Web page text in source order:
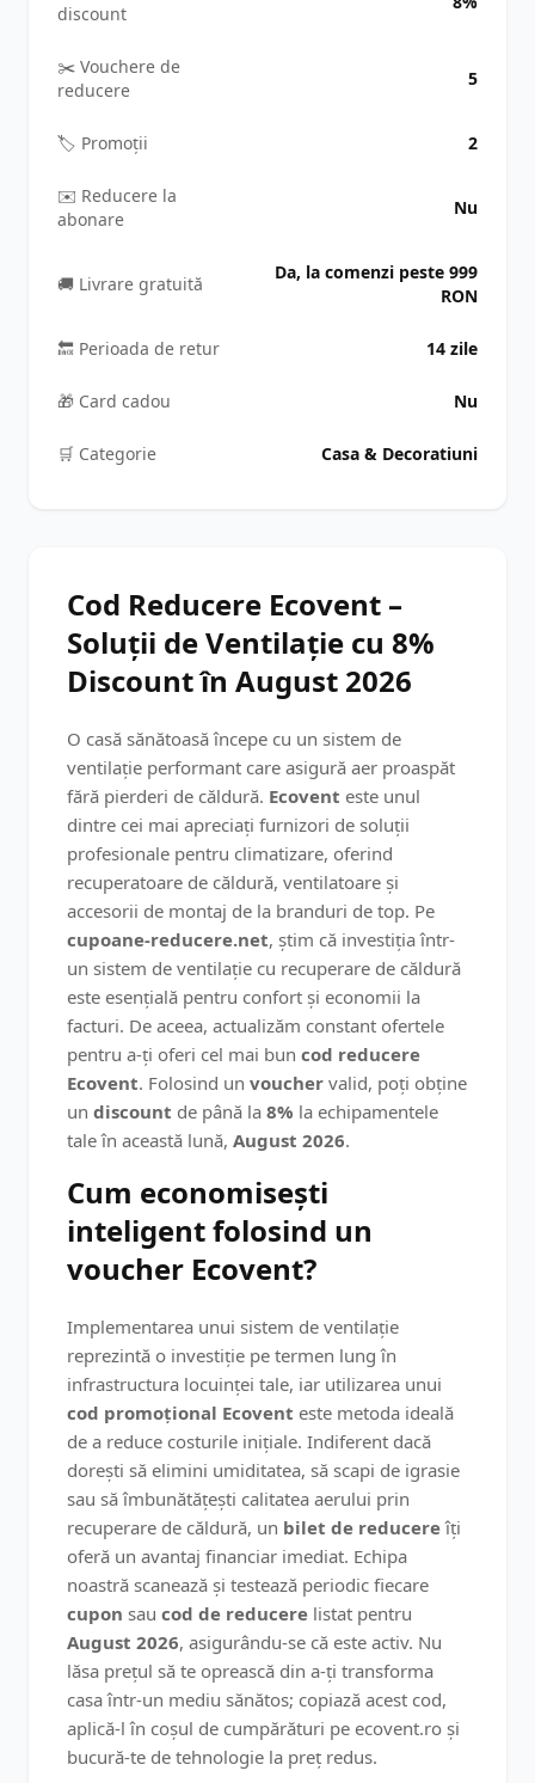
discount
✂️ Vouchere de
reducere
5
🏷️ Promoții 2
✉️ Reducere la
abonare
Nu
🚚 Livrare gratuită
Da, la comenzi peste 999
RON
🔙 Perioada de retur 14 zile
🎁 Card cadou Nu
🛒️ Categorie Casa & Decoratiuni
Cod Reducere Ecovent –
Soluții de Ventilație cu 8%
Discount în August 2026
O casă sănătoasă începe cu un sistem de
ventilație performant care asigură aer proaspăt
fără pierderi de căldură. Ecovent este unul
dintre cei mai apreciați furnizori de soluții
profesionale pentru climatizare, oferind
recuperatoare de căldură, ventilatoare și
accesorii de montaj de la branduri de top. Pe
cupoane-reducere.net, știm că investiția într-
un sistem de ventilație cu recuperare de căldură
este esențială pentru confort și economii la
facturi. De aceea, actualizăm constant ofertele
pentru a-ți oferi cel mai bun cod reducere
Ecovent. Folosind un voucher valid, poți obține
un discount de până la 8% la echipamentele
tale în această lună, August 2026.
Cum economisești
inteligent folosind un
voucher Ecovent?
Implementarea unui sistem de ventilație
reprezintă o investiție pe termen lung în
infrastructura locuinței tale, iar utilizarea unui
cod promoțional Ecovent este metoda ideală
de a reduce costurile inițiale. Indiferent dacă
dorești să elimini umiditatea, să scapi de igrasie
sau să îmbunătățești calitatea aerului prin
recuperare de căldură, un bilet de reducereîți
oferă un avantaj financiar imediat. Echipa
noastră scanează și testează periodic fiecare
cupon sau cod de reducere listat pentru
August 2026, asigurându-se că este activ. Nu
lăsa prețul să te oprească din a-ți transforma
casa într-un mediu sănătos; copiază acest cod,
aplică-l în coșul de cumpărături pe ecovent.ro și
bucură-te de tehnologie la preț redus.